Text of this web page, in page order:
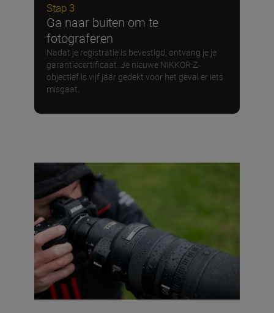
Stap 3
Ga naar buiten om te
fotograferen
Nadat je registratie is bevestigd, ontvang je je
garantiecertificaat. Je nieuwe NIKKOR Z-
objectief is vijf jaar gedekt voor het geval er iets
misgaat.